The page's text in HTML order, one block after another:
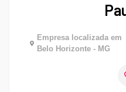
Empresa localizada em
Belo Horizonte - MG